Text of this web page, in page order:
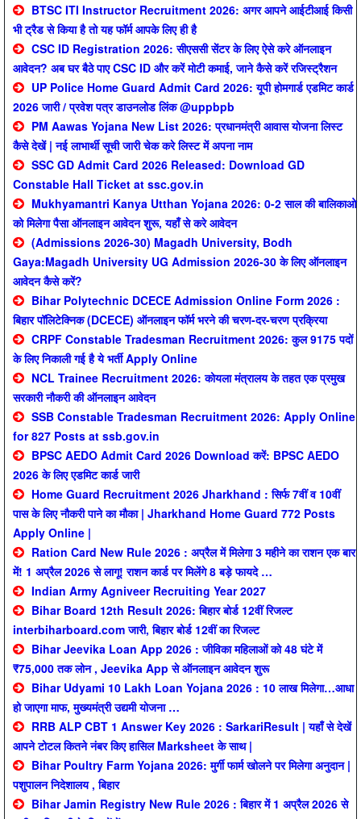
BTSC ITI Instructor Recruitment 2026: अगर आपने आईटीआई किसी
भी ट्रैड से किया है तो यह फॉर्म आपके लिए ही है
CSC ID Registration 2026: सीएससी सेंटर के लिए ऐसे करे ऑनलाइन
आवेदन? अब घर बैठे पाए CSC ID और करें मोटी कमाई, जाने कैसे करें रजिस्ट्रैशन
UP Police Home Guard Admit Card 2026: यूपी होमगार्ड एडमिट कार्ड
2026 जारी / प्रवेश पत्र डाउनलोड लिंक @uppbpb
PM Aawas Yojana New List 2026: प्रधानमंत्री आवास योजना लिस्ट
कैसे देखें | नई लाभार्थी सूची जारी चेक करे लिस्ट में अपना नाम
SSC GD Admit Card 2026 Released: Download GD
Constable Hall Ticket at ssc.gov.in
Mukhyamantri Kanya Utthan Yojana 2026: 0-2 साल की बालिकाओ
को मिलेगा पैसा ऑनलाइन आवेदन शुरू, यहाँ से करे आवेदन
(Admissions 2026-30) Magadh University, Bodh
Gaya:Magadh University UG Admission 2026-30 के लिए ऑनलाइन
आवेदन कैसे करें?
Bihar Polytechnic DCECE Admission Online Form 2026 :
बिहार पॉलिटेक्निक (DCECE) ऑनलाइन फॉर्म भरने की चरण-दर-चरण प्रक्रिया
CRPF Constable Tradesman Recruitment 2026: कुल 9175 पदों
के लिए निकाली गई है ये भर्ती Apply Online
NCL Trainee Recruitment 2026: कोयला मंत्रालय के तहत एक प्रमुख
सरकारी नौकरी की ऑनलाइन आवेदन
SSB Constable Tradesman Recruitment 2026: Apply Online
for 827 Posts at ssb.gov.in
BPSC AEDO Admit Card 2026 Download करें: BPSC AEDO
2026 के लिए एडमिट कार्ड जारी
Home Guard Recruitment 2026 Jharkhand : सिर्फ 7वीं व 10वीं
पास के लिए नौकरी पाने का मौका | Jharkhand Home Guard 772 Posts
Apply Online |
Ration Card New Rule 2026 : अप्रैल में मिलेगा 3 महीने का राशन एक बार
में! 1 अप्रैल 2026 से लागू! राशन कार्ड पर मिलेंगे 8 बड़े फायदे …
Indian Army Agniveer Recruiting Year 2027
Bihar Board 12th Result 2026: बिहार बोर्ड 12वीं रिजल्ट
interbiharboard.com जारी, बिहार बोर्ड 12वीं का रिजल्ट
Bihar Jeevika Loan App 2026 : जीविका महिलाओं को 48 घंटे में
₹75,000 तक लोन , Jeevika App से ऑनलाइन आवेदन शुरू
Bihar Udyami 10 Lakh Loan Yojana 2026 : 10 लाख मिलेगा…आधा
हो जाएगा माफ, मुख्यमंत्री उद्यमी योजना …
RRB ALP CBT 1 Answer Key 2026 : SarkariResult | यहाँ से देखें
आपने टोटल कितने नंबर किए हासिल Marksheet के साथ |
Bihar Poultry Farm Yojana 2026: मुर्गी फार्म खोलने पर मिलेगा अनुदान |
पशुपालन निदेशालय , बिहार
Bihar Jamin Registry New Rule 2026 : बिहार में 1 अप्रैल 2026 से